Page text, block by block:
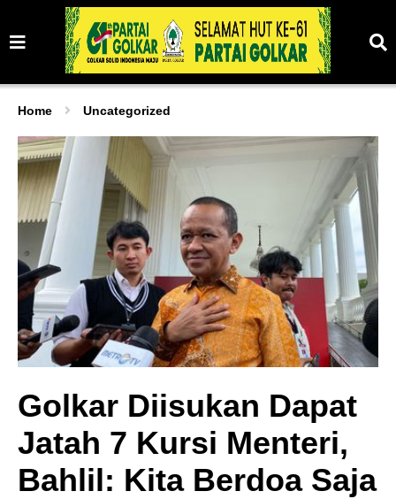
Home Uncategorized
Golkar Diisukan Dapat
Jatah 7 Kursi Menteri,
Bahlil: Kita Berdoa Saja